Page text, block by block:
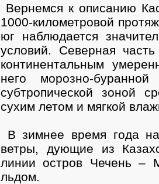
Вернемся к описанию
1000-километровой
юг наблюдается
условий. Северная
континентальным
него морозно-
субтропической зоной
сухим летом и мягкой
В зимнее время года
ветры, дующие из
линии остров Чечень –
льдом.